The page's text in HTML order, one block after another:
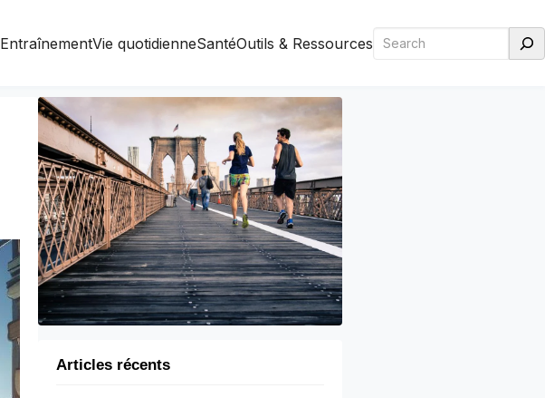
EntraînementVie quotidienneSantéOutils & Ressources Rechercher
Articles récents